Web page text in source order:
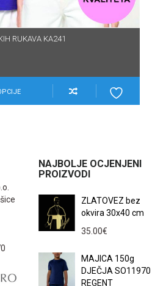
RUKAVA KA241
NAJBOLJE OCJENJENI
PROIZVODI
ZLATOVEZ bez
okvira 30x40 cm
35.00€
MAJICA 150g
DJEČJA SO11970
REGENT